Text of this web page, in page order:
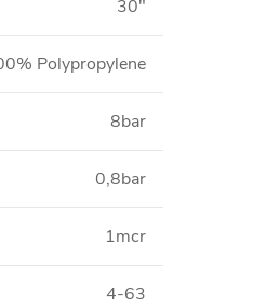
30"
Polypropylene
8bar
0,8bar
1mcr
4-63